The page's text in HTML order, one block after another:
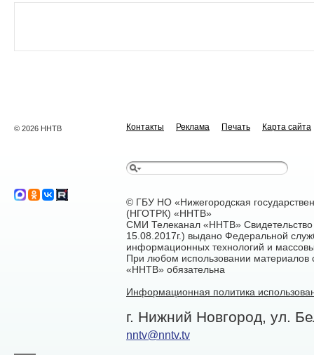
© 2026 ННТВ Контакты Реклама Печать Карта сайта
© ГБУ НО «Нижегородская
(НГОТРК) «ННТВ»
СМИ Телеканал «ННТВ»
15.08.2017г.) выдано Федеральной
информационных технологий и
При любом использовании материалов
«ННТВ» обязательна
Информационная политика
г. Нижний Новгород, ул.
nntv@nntv.tv